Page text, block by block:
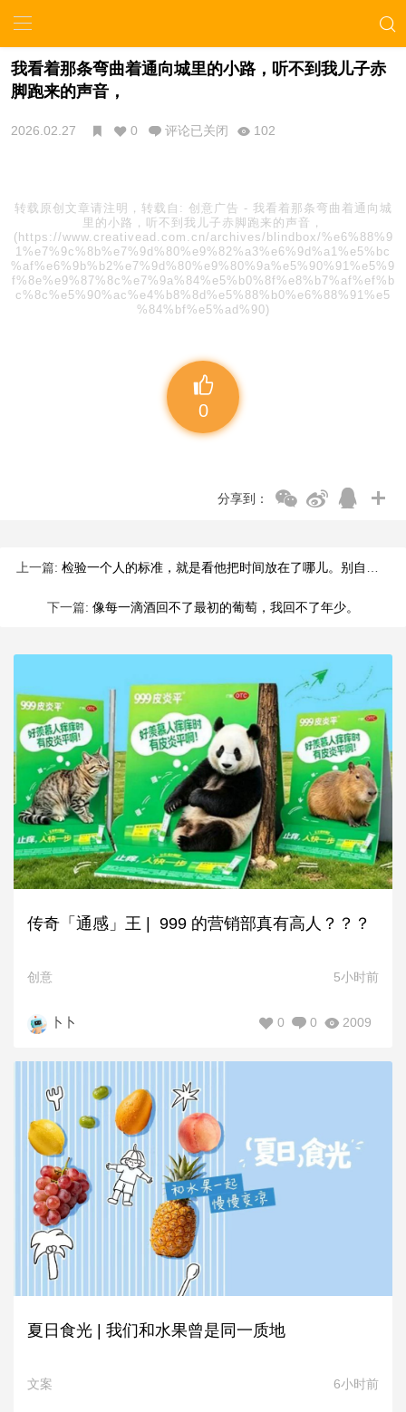
我看着那条弯曲着通向城里的小路，听不到我儿子赤
脚跑来的声音，
2026.02.27 0 评论已关闭 102
转载原创文章请注明，转载自: 创意广告 - 我看着那条弯曲着通向城
里的小路，听不到我儿子赤脚跑来的声音，
(https://www.creativead.com.cn/archives/blindbox/%e6%88%9
1%e7%9c%8b%e7%9d%80%e9%82%a3%e6%9d%a1%e5%bc
%af%e6%9b%b2%e7%9d%80%e9%80%9a%e5%90%91%e5%9
f%8e%e9%87%8c%e7%9a%84%e5%b0%8f%e8%b7%af%ef%b
c%8c%e5%90%ac%e4%b8%8d%e5%88%b0%e6%88%91%e5
%84%bf%e5%ad%90)
0
分享到：
上一篇: 检验一个人的标准，就是看他把时间放在了哪儿。别自欺欺人；当生
下一篇: 像每一滴酒回不了最初的葡萄，我回不了年少。
传奇「通感」王 | 999 的营销部真有高人？？？
创意 5小时前
卜卜 2009
0
0
夏日食光 | 我们和水果曾是同一质地
文案 6小时前